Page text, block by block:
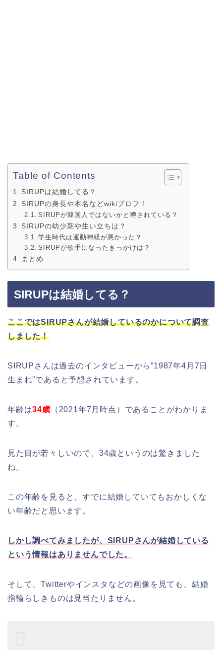
Table of Contents
SIRUPは結婚してる？
SIRUPの身長や本名などwikiプロフ！
SIRUPが韓国人ではないかと噂されている？
SIRUPの幼少期や生い立ちは？
学生時代は運動神経が悪かった？
SIRUPが歌手になったきっかけは？
まとめ
SIRUPは結婚してる？
ここではSIRUPさんが結婚しているのかについて調査
しました！
SIRUPさんは過去のインタビューから”1987年4月7日
生まれ”であると予想されています。
年齢は34歳 （2021年7月時点）であることがわかりま
す。
見た目が若々しいので、34歳というのは驚きました
ね。
この年齢を見ると、すでに結婚していてもおかしくな
い年齢だと思います。
しかし調べてみましたが、SIRUPさんが結婚している
という情報はありませんでした。
そして、Twitterやインスタなどの画像を見ても、結婚
指輪らしきものは見当たりません。